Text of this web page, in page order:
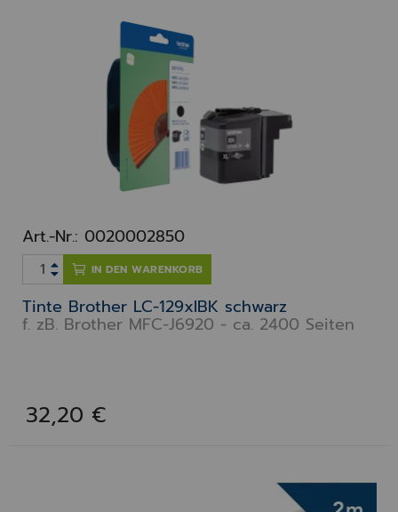
Art.-Nr.: 0020002850
IN DEN WARENKORB
Tinte Brother LC-129xlBK schwarz
f. zB. Brother MFC-J6920 - ca. 2400 Seiten
32,20 €